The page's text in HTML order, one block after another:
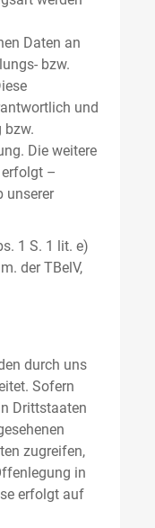
Daten an
bzw.
und
bzw.
Die weitere
–
unserer
1 S. 1 lit. e)
der TBelV,
durch uns
Sofern
Drittstaaten
zugreifen,
in
erfolgt auf